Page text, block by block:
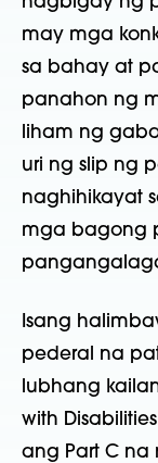
may mga
sa bahay at
panahon ng
liham ng
uri ng slip ng
naghihikayat
mga bagong
Isang
pederal na
lubhang
with
ang Part C